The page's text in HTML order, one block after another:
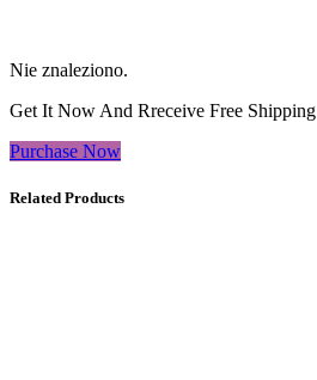
Nie znaleziono.
Get It Now And Rreceive Free Shipping
Purchase Now
Related Products